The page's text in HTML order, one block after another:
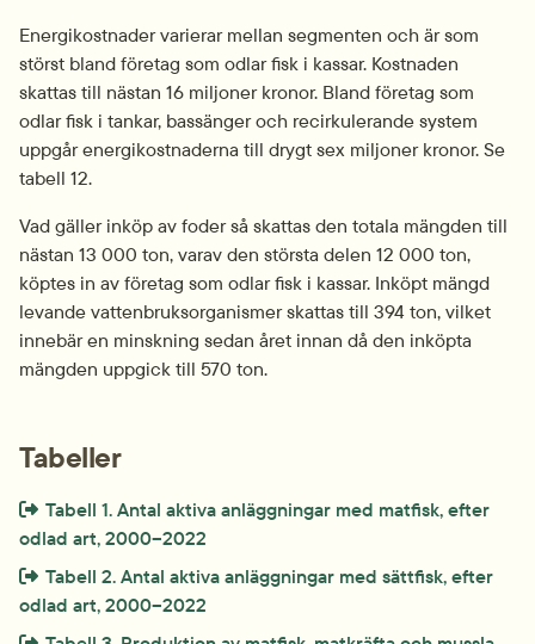
Energikostnader varierar mellan segmenten och är som
störst bland företag som odlar fisk i kassar. Kostnaden
skattas till nästan 16 miljoner kronor. Bland företag som
odlar fisk i tankar, bassänger och recirkulerande system
uppgår energikostnaderna till drygt sex miljoner kronor. Se
tabell 12.
Vad gäller inköp av foder så skattas den totala mängden till
nästan 13 000 ton, varav den största delen 12 000 ton,
köptes in av företag som odlar fisk i kassar. Inköpt mängd
levande vattenbruksorganismer skattas till 394 ton, vilket
innebär en minskning sedan året innan då den inköpta
mängden uppgick till 570 ton.
Tabeller
Extern länk som öppnas i nytt fönster eller ny flik.
Tabell 1. Antal aktiva anläggningar med matfisk, efter
odlad art, 2000–2022
Extern länk som öppnas i nytt fönster eller ny flik.
Tabell 2. Antal aktiva anläggningar med sättfisk, efter
odlad art, 2000–2022